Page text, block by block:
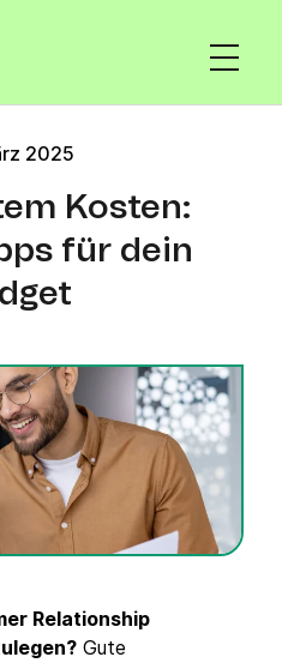
2025
Kosten:
für dein
Relationship
Gute